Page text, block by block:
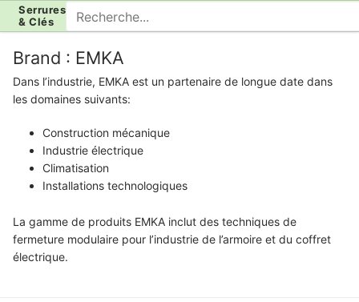
Aller
au
contenu
Serrures
& Clés
Rechercher
:
Brand : EMKA
Dans l’industrie, EMKA est un partenaire de longue date dans
les domaines suivants:
Construction mécanique
Industrie électrique
Climatisation
Installations technologiques
La gamme de produits EMKA inclut des techniques de
fermeture modulaire pour l’industrie de l’armoire et du coffret
électrique.